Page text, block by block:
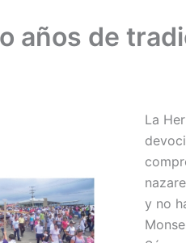
años de
La
y no